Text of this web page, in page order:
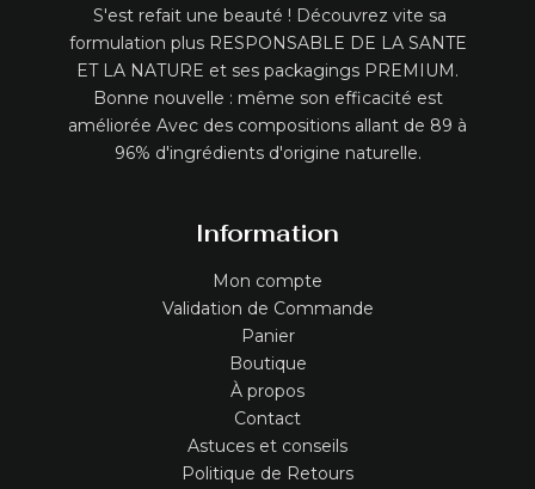
S'est refait une beauté ! Découvrez vite sa
formulation plus RESPONSABLE DE LA SANTE
ET LA NATURE et ses packagings PREMIUM.
Bonne nouvelle : même son efficacité est
améliorée Avec des compositions allant de 89 à
96% d'ingrédients d'origine naturelle.
Information
Mon compte
Validation de Commande
Panier
Boutique
À propos
Contact
Astuces et conseils
Politique de Retours